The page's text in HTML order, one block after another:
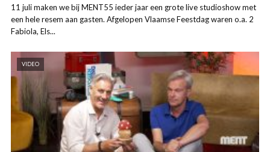
11 juli maken we bij MENT55 ieder jaar een grote live studioshow met
een hele resem aan gasten. Afgelopen Vlaamse Feestdag waren o.a. 2
Fabiola, Els...
VIDEO